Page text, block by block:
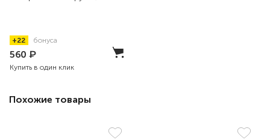
+22 бонуса
560 ₽
Купить в один клик
Похожие товары